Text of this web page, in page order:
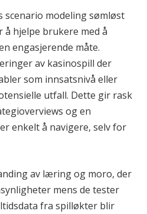
scenario modeling sømløst
hjelpe brukere med å
engasjerende måte.
av kasinospill der
som innsatsnivå eller
utfall. Dette gir rask
og en
enkelt å navigere, selv for
av læring og moro, der
mens de tester
fra spilløkter blir